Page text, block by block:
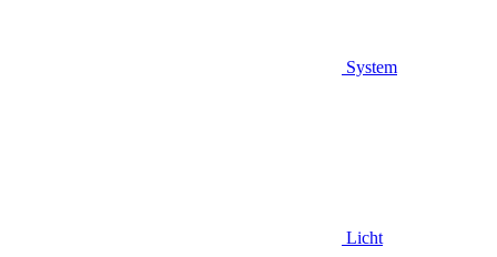
System
Licht